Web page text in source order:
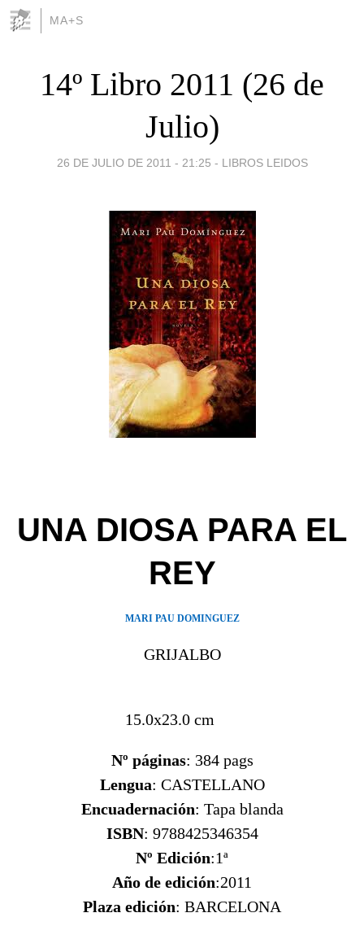
MA+S
14º Libro 2011 (26 de
Julio)
26 DE JULIO DE 2011 - 21:25 - LIBROS LEIDOS
UNA DIOSA PARA EL
REY
MARI PAU DOMINGUEZ
GRIJALBO
15.0x23.0 cm
Nº páginas: 384 pags
Lengua: CASTELLANO
Encuadernación: Tapa blanda
ISBN: 9788425346354
Nº Edición:1ª
Año de edición:2011
Plaza edición: BARCELONA